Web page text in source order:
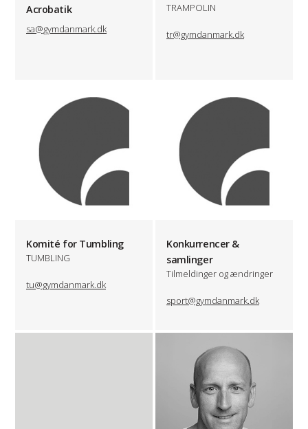
Acrobatik
sa@gymdanmark.dk
TRAMPOLIN
tr@gymdanmark.dk
Komité for Tumbling
TUMBLING
tu@gymdanmark.dk
Konkurrencer &
samlinger
Tilmeldinger og ændringer
sport@gymdanmark.dk